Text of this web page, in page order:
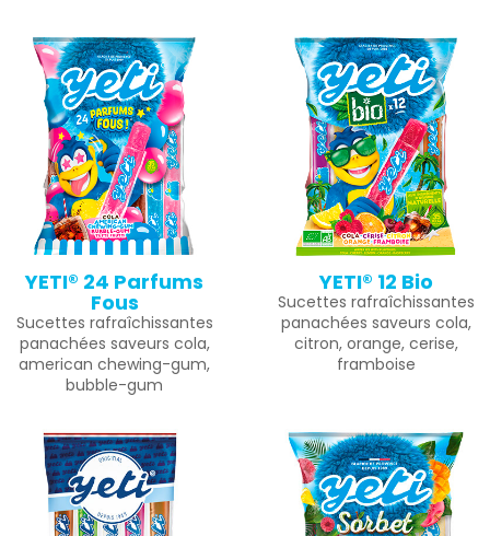
YETI® 24 Parfums
Fous
Sucettes rafraîchissantes
panachées saveurs cola,
american chewing-gum,
bubble-gum
YETI® 12 Bio
Sucettes rafraîchissantes
panachées saveurs cola,
citron, orange, cerise,
framboise